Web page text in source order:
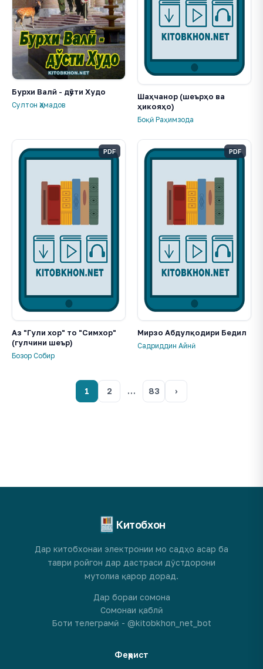
Бурхи Валӣ - дӯсти Худо
Султон Ҳамадов
Шаҳчанор (шеърҳо ва
ҳикояҳо)
Боқӣ Раҳимзода
PDF
Аз "Гули хор" то "Симхор"
(гулчини шеър)
Бозор Собир
PDF
Мирзо Абдулқодири Бедил
Садриддин Айнӣ
1 2 … 83 ›
Китобхон
Дар китобхонаи электронии мо садҳо асар ба
таври ройгон дар дастраси дӯстдорони
мутолиа қарор дорад.
Дар бораи сомона
Сомонаи қаблӣ
Боти телеграмӣ - @kitobkhon_net_bot
Феҳрист